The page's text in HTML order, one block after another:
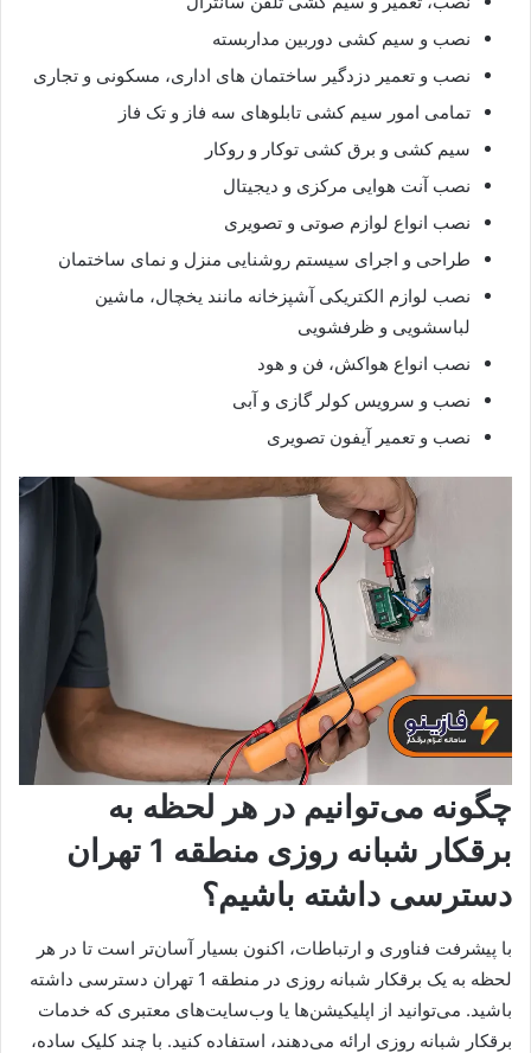
نصب و سیم کشی دوربین مداربسته
نصب و تعمیر دزدگیر ساختمان های اداری، مسکونی و تجاری
تمامی امور سیم کشی تابلوهای سه فاز و تک فاز
سیم کشی و برق کشی توکار و روکار
نصب آنت هوایی مرکزی و دیجیتال
نصب انواع لوازم صوتی و تصویری
طراحی و اجرای سیستم روشنایی منزل و نمای ساختمان
نصب لوازم الکتریکی آشپزخانه مانند یخچال، ماشین
لباسشویی و ظرفشویی
نصب انواع هواکش، فن و هود
نصب و سرویس کولر گازی و آبی
نصب و تعمیر آیفون تصویری
چگونه می‌توانیم در هر لحظه به
برقکار شبانه روزی منطقه 1 تهران
دسترسی داشته باشیم؟
با پیشرفت فناوری و ارتباطات، اکنون بسیار آسان‌تر است تا در هر
لحظه به یک برقکار شبانه روزی در منطقه 1 تهران دسترسی داشته
باشید. می‌توانید از اپلیکیشن‌ها یا وب‌سایت‌های معتبری که خدمات
برقکار شبانه روزی ارائه می‌دهند، استفاده کنید. با چند کلیک ساده،